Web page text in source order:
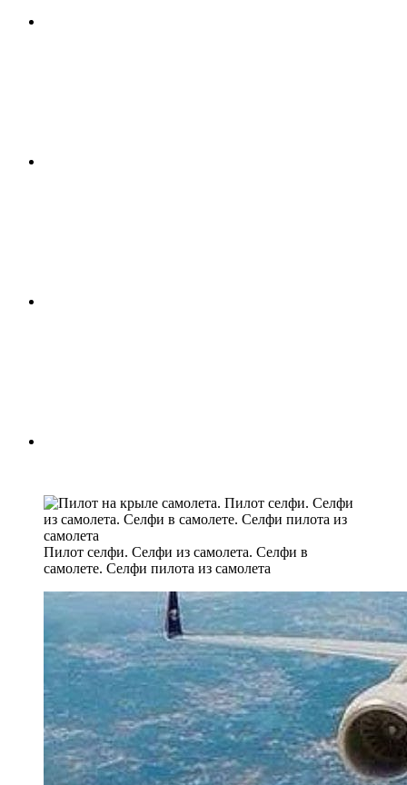
Пилот селфи. Селфи из самолета. Селфи в
самолете. Селфи пилота из самолета